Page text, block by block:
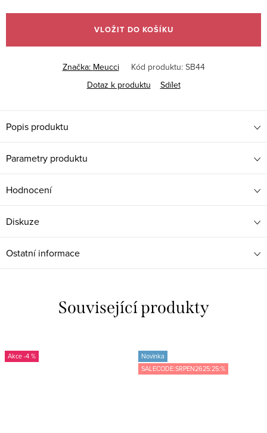
cena:
VLOŽIT DO KOŠÍKU
Značka: Meucci Kód produktu: SB44
Dotaz k produktu
Sdílet
Popis produktu
Parametry produktu
Hodnocení
Diskuze
Ostatní informace
Související produkty
-4 %
Novinka
SALECODE:SRPEN2625:25:%